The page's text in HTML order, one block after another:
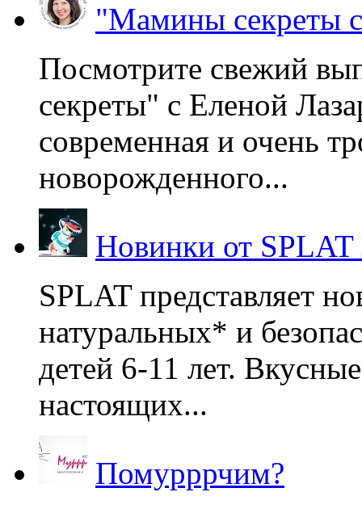
"Мамины секреты
Посмотрите свежий
секреты" с Еленой
современная и очень
новорожденного...
Новинки от
SPLAT представляет
натуральных* и
детей 6-11 лет.
настоящих...
Помурррчим?